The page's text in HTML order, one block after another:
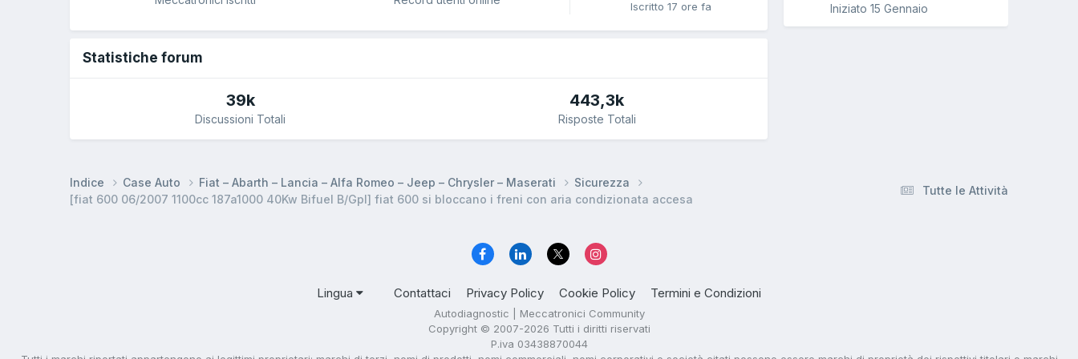
Iscritto 17 ore fa
Statistiche forum
39k
Discussioni Totali
443,3k
Risposte Totali
Iniziato 15 Gennaio
Tutte le Attività
Indice Case Auto Fiat – Abarth – Lancia – Alfa Romeo – Jeep – Chrysler – Maserati
Sicurezza
[fiat 600 06/2007 1100cc 187a1000 40Kw Bifuel B/Gpl] fiat 600 si bloccano i freni con aria condizionata accesa
Lingua Contattaci Privacy Policy Cookie Policy Termini e Condizioni
Autodiagnostic | Meccatronici Community
Copyright © 2007-2026 Tutti i diritti riservati
P.iva 03438870044